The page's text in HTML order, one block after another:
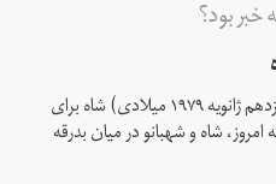
بود؟
*/ (بیست‌وششم دی‌ماه ۱۳۵۷ برابر شانزدهم ژانویه ۱۹۷۹ میلادی) شاه برای
رفت ساعت ۱۲ و ۸ دقیقه امروز، شاه و شهبانو در میان بدرقه